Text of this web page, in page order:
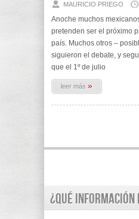
MAURICIO PRIEGO
Anoche muchos
pretenden ser el próximo
país. Muchos otros –
siguieron el debate, y
que el 1º de julio
leer más »
¿Qué